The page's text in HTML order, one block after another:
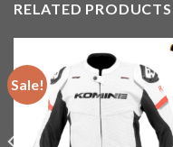
RELATED PRODUCTS
Sale!
Add